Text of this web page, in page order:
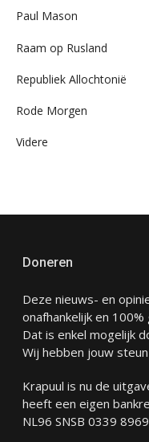
Paul Mason
Raam op Rusland
Republiek Allochtonië
Rode Morgen
Videre
Doneren
Deze nieuws- en
onafhankelijk en
Dat is enkel mogelijk
Wij hebben jouw
Krapuul is nu de
heeft een eigen
NL96 SNSB 0339